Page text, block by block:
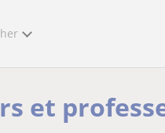
et